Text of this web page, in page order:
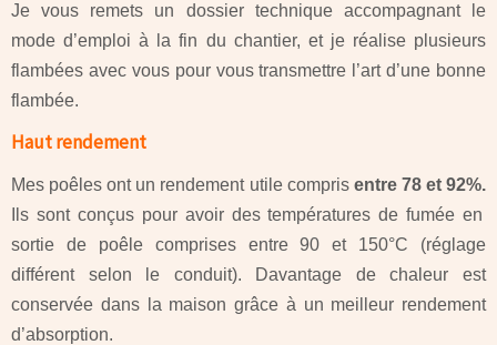
Je vous remets un dossier technique accompagnant le
mode d’emploi à la fin du chantier, et je réalise plusieurs
flambées avec vous pour vous transmettre l’art d’une bonne
flambée.
Haut rendement
Mes poêles ont un rendement utile compris entre 78 et 92%.
Ils sont conçus pour avoir des températures de fumée en
sortie de poêle comprises entre 90 et 150°C (réglage
différent selon le conduit). Davantage de chaleur est
conservée dans la maison grâce à un meilleur rendement
d’absorption.